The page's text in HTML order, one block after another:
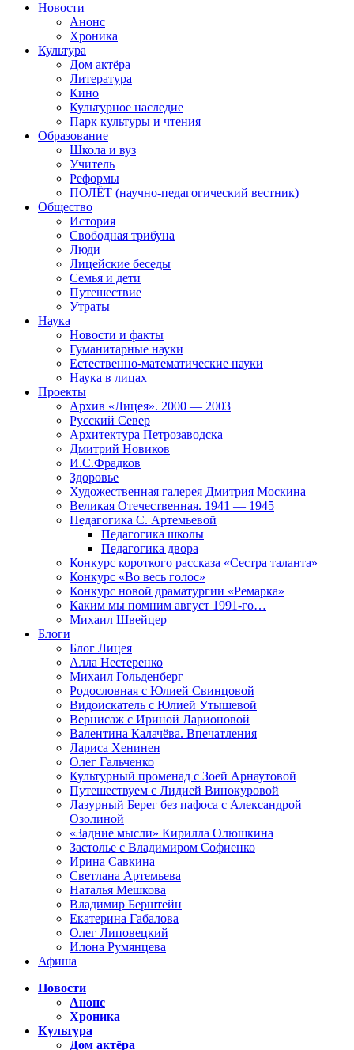
Новости
Анонс
Хроника
Культура
Дом актёра
Литература
Кино
Культурное наследие
Парк культуры и чтения
Образование
Школа и вуз
Учитель
Реформы
ПОЛЁТ (научно-педагогический вестник)
Общество
История
Свободная трибуна
Люди
Лицейские беседы
Семья и дети
Путешествие
Утраты
Наука
Новости и факты
Гуманитарные науки
Естественно-математические науки
Наука в лицах
Проекты
Архив «Лицея». 2000 — 2003
Русский Север
Архитектура Петрозаводска
Дмитрий Новиков
И.С.Фрадков
Здоровье
Художественная галерея Дмитрия Москина
Великая Отечественная. 1941 — 1945
Педагогика С. Артемьевой
Педагогика школы
Педагогика двора
Конкурс короткого рассказа «Сестра таланта»
Конкурс «Во весь голос»
Конкурс новой драматургии «Ремарка»
Каким мы помним август 1991-го…
Михаил Швейцер
Блоги
Блог Лицея
Алла Нестеренко
Михаил Гольденберг
Родословная с Юлией Свинцовой
Видоискатель с Юлией Утышевой
Вернисаж с Ириной Ларионовой
Валентина Калачёва. Впечатления
Лариса Хенинен
Олег Гальченко
Культурный променад с Зоей Арнаутовой
Путешествуем с Лидией Винокуровой
Лазурный Берег без пафоса с Александрой
Озолиной
«Задние мысли» Кирилла Олюшкина
Застолье с Владимиром Софиенко
Ирина Савкина
Светлана Артемьева
Наталья Мешкова
Владимир Берштейн
Екатерина Габалова
Олег Липовецкий
Илона Румянцева
Афиша
Новости
Анонс
Хроника
Культура
Дом актёра